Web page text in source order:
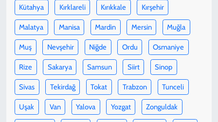
Kütahya Kırklareli Kırıkkale Kırşehir
Malatya Manisa Mardin Mersin Muğla
Muş Nevşehir Niğde Ordu Osmaniye
Rize Sakarya Samsun Siirt Sinop
Sivas Tekirdağ Tokat Trabzon Tunceli
Uşak Van Yalova Yozgat Zonguldak